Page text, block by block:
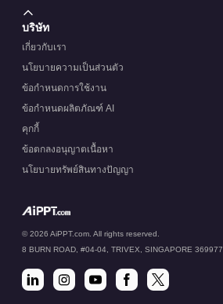
บริษัท
เกี่ยวกับเรา
นโยบายความเป็นส่วนตัว
ข้อกำหนดการใช้งาน
ข้อกำหนดผลิตภัณฑ์ AI
คุกกี้
ข้อตกลงอนุญาตเนื้อหา
นโยบายทรัพย์สินทางปัญญา
© 2026 AiPPT.com. All rights reserved.
8 BURN ROAD, #04-04, TRIVEX, SINGAPORE 369977